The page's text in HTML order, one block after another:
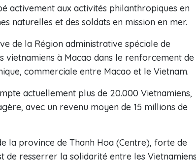
activement aux activités philanthropiques en
naturelles et des soldats en mission en mer.
de la Région administrative spéciale de
vietnamiens à Macao dans le renforcement de
commerciale entre Macao et le Vietnam.
actuellement plus de 20.000 Vietnamiens,
avec un revenu moyen de 15 millions de
la province de Thanh Hoa (Centre), forte de
de resserrer la solidarité entre les